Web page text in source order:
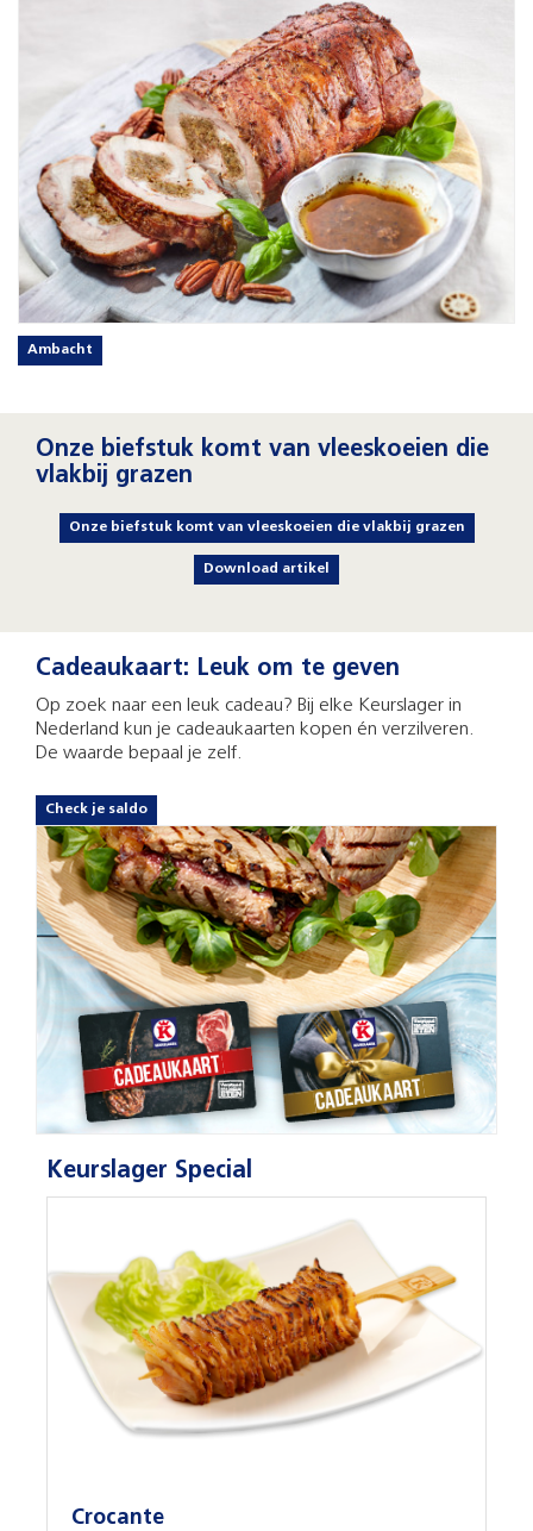
Ambacht
Onze biefstuk komt van vleeskoeien die
vlakbij grazen
Onze biefstuk komt van vleeskoeien die vlakbij grazen
Download artikel
Cadeaukaart: Leuk om te geven
Op zoek naar een leuk cadeau? Bij elke Keurslager in
Nederland kun je cadeaukaarten kopen én verzilveren.
De waarde bepaal je zelf.
Check je saldo
Keurslager Special
Crocante